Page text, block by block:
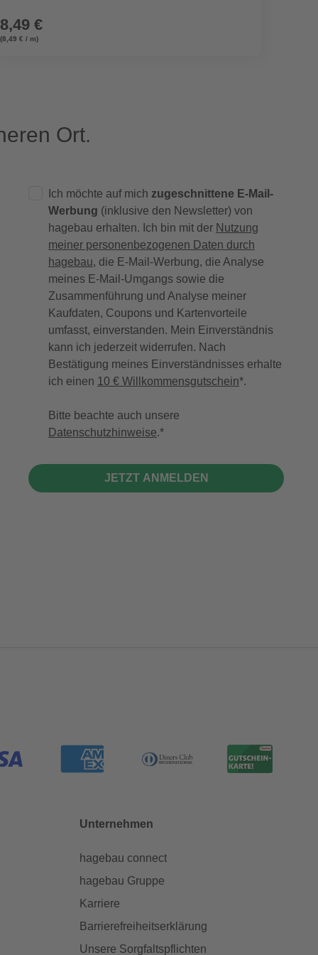
8,49 €
(8,49 € / m)
Ort.
Ich möchte auf mich zugeschnittene E-Mail-
Werbung (inklusive den Newsletter) von
hagebau erhalten. Ich bin mit der Nutzung
meiner personenbezogenen Daten durch
hagebau, die E-Mail-Werbung, die Analyse
meines E-Mail-Umgangs sowie die
Zusammenführung und Analyse meiner
Kaufdaten, Coupons und Kartenvorteile
umfasst, einverstanden. Mein Einverständnis
kann ich jederzeit widerrufen. Nach
Bestätigung meines Einverständnisses erhalte
ich einen 10 € Willkommensgutschein*.
Bitte beachte auch unsere
Datenschutzhinweise.
JETZT ANMELDEN
Unternehmen
hagebau connect
hagebau Gruppe
Karriere
Barrierefreiheitserklärung
Unsere Sorgfaltspflichten